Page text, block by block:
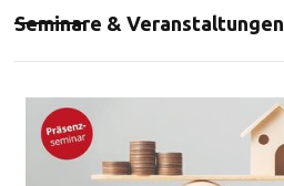
Seminare & Veranstaltungen